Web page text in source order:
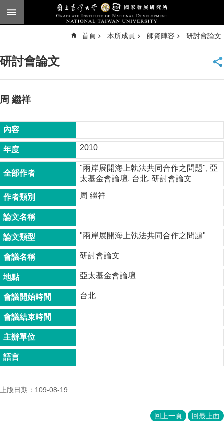
跳到主要內容區塊
臺
頁
公
告
本
所
介
本
所
成
員
博
士
班
碩
士
班
在
職
專
學
首頁 本所成員 師資陣容 研討會論文
研討會論文
周 繼祥
2010
"兩岸展開海上執法共同合作之問題", 亞
太基金會論壇, 台北, 研討會論文
周 繼祥
"兩岸展開海上執法共同合作之問題"
研討會論文
亞太基金會論壇
台北
上版日期：109-08-19
回上一頁 回最上面